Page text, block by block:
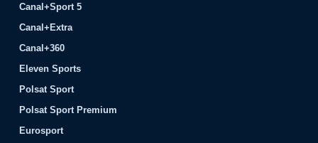
Canal+Sport 5
Canal+Extra
Canal+360
Eleven Sports
Polsat Sport
Polsat Sport Premium
Eurosport